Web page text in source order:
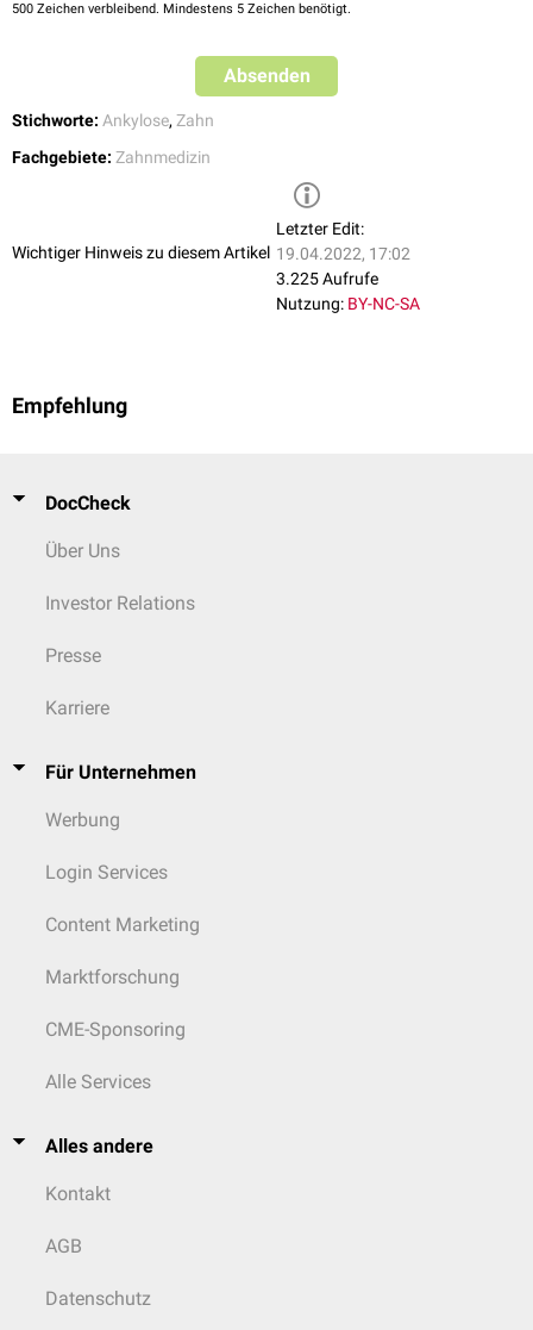
500 Zeichen verbleibend. Mindestens 5 Zeichen benötigt.
Absenden
Stichworte: Ankylose, Zahn
Fachgebiete: Zahnmedizin
Wichtiger Hinweis zu diesem Artikel
Letzter Edit:
19.04.2022, 17:02
3.225 Aufrufe
Nutzung: BY-NC-SA
Empfehlung
DocCheck
Über Uns
Investor Relations
Presse
Karriere
Für Unternehmen
Werbung
Login Services
Content Marketing
Marktforschung
CME-Sponsoring
Alle Services
Alles andere
Kontakt
AGB
Datenschutz